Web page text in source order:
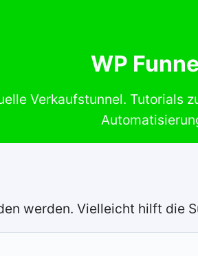
WP
Verkaufstunnel. Tutorials
werden. Vielleicht hilft die